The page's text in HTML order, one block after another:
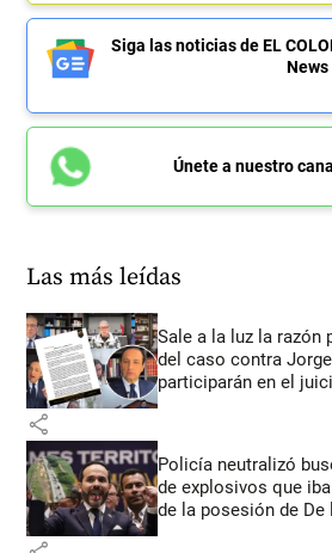
Siga las noticias de EL
News
Únete a nuestro
Las más leídas
Sale a la luz la razón
del caso contra
participarán en el
share
Policía neutralizó
de explosivos que
de la posesión de De